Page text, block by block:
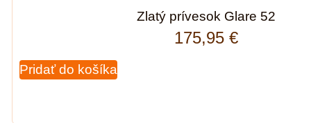
Zlatý prívesok Glare 52
175,95 €
Pridať do košíka